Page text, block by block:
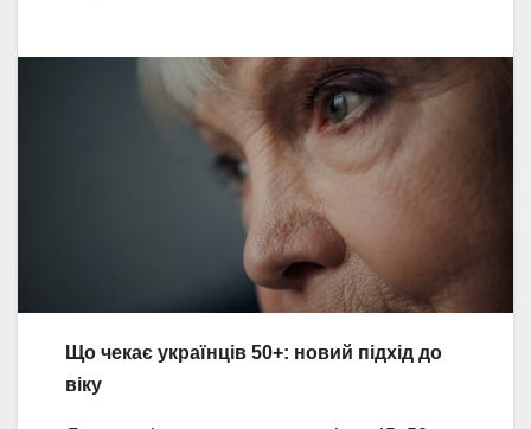
Що чекає українців 50+: новий підхід до
віку